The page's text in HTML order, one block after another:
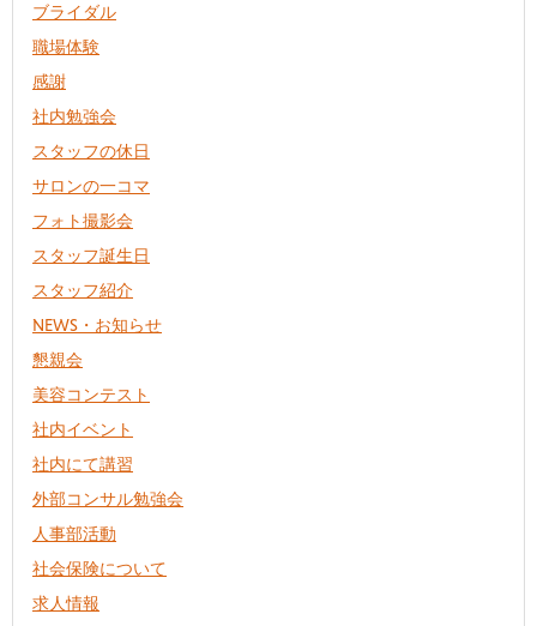
ブライダル
職場体験
感謝
社内勉強会
スタッフの休日
サロンの一コマ
フォト撮影会
スタッフ誕生日
スタッフ紹介
NEWS・お知らせ
懇親会
美容コンテスト
社内イベント
社内にて講習
外部コンサル勉強会
人事部活動
社会保険について
求人情報